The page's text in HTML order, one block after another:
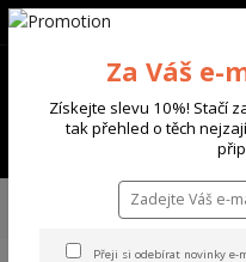
+420 702 136 620
TRIČKA &
Urban Crew Neck T-Shirt white S
Za Váš e-
Získejte slevu 10%! Stačí
tak přehled o těch
Přeji si odebírat novinky e-